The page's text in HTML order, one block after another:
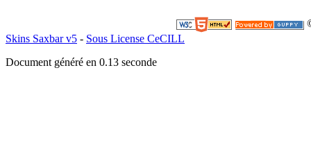
Skins Saxbar v5 - Sous License CeCILL
Document généré en 0.13 seconde